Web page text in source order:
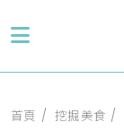
首頁 挖掘美食